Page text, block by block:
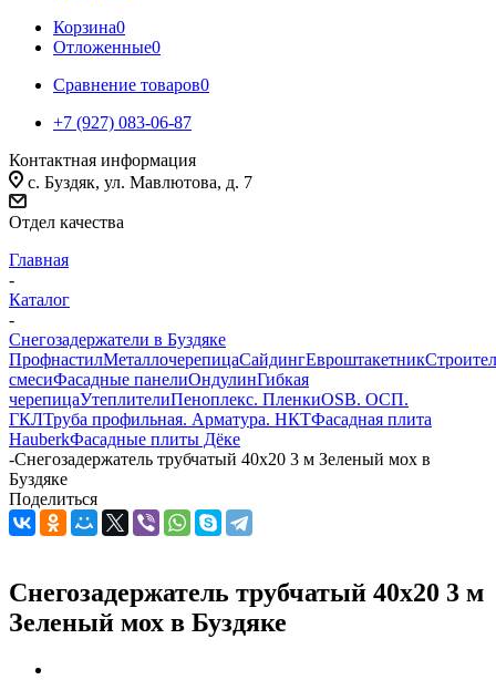
Корзина0
Отложенные0
Сравнение товаров0
+7 (927) 083-06-87
Контактная информация
c. Буздяк, ул. Мавлютова, д. 7
Отдел качества
Главная
-
Каталог
-
Снегозадержатели в Буздяке
ПрофнастилМеталлочерепицаСайдингЕвроштакетник
смесиФасадные панелиОндулинГибкая
черепицаУтеплителиПеноплекс. ПленкиOSB. ОСП.
ГКЛТруба профильная. Арматура. НКТФасадная плита
HauberkФасадные плиты Дёке
-Снегозадержатель трубчатый 40х20 3 м Зеленый мох в
Буздяке
Поделиться
Снегозадержатель трубчатый 40х20 3 м
Зеленый мох в Буздяке